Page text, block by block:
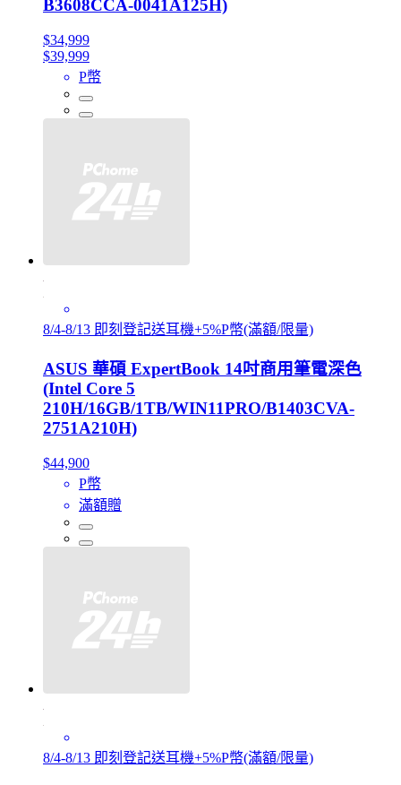
B3608CCA-0041A125H)
$34,999
$39,999
P幣
8/4-8/13 即刻登記送耳機+5%P幣(滿額/限量)
ASUS 華碩 ExpertBook 14吋商用筆電深色
(Intel Core 5
210H/16GB/1TB/WIN11PRO/B1403CVA-
2751A210H)
$44,900
P幣
滿額贈
8/4-8/13 即刻登記送耳機+5%P幣(滿額/限量)